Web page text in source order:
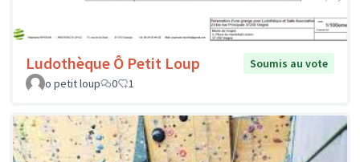
Ludothèque Ô Petit Loup
Soumis au vote
o petit loup
0 1